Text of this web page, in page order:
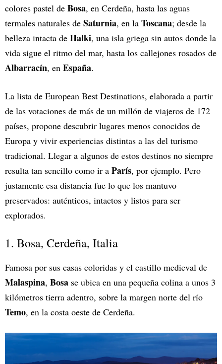
colores pastel de Bosa, en Cerdeña, hasta las aguas
termales naturales de Saturnia, en la Toscana; desde la
belleza intacta de Halki, una isla griega sin autos donde la
vida sigue el ritmo del mar, hasta los callejones rosados de
Albarracín, en España.
La lista de European Best Destinations, elaborada a partir
de las votaciones de más de un millón de viajeros de 172
países, propone descubrir lugares menos conocidos de
Europa y vivir experiencias distintas a las del turismo
tradicional. Llegar a algunos de estos destinos no siempre
resulta tan sencillo como ir a París, por ejemplo. Pero
justamente esa distancia fue lo que los mantuvo
preservados: auténticos, intactos y listos para ser
explorados.
1. Bosa, Cerdeña, Italia
Famosa por sus casas coloridas y el castillo medieval de
Malaspina, Bosa se ubica en una pequeña colina a unos 3
kilómetros tierra adentro, sobre la margen norte del río
Temo, en la costa oeste de Cerdeña.